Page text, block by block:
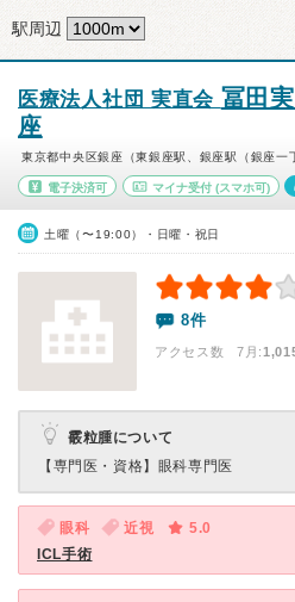
駅周辺
医療法人社団 実直会 冨田
座
東京都中央区銀座（東銀座駅、銀座駅（銀座一
電子決済可 マイナ受付(スマホ可)
土曜（〜19:00）・日曜・祝日
8件
アクセス数 7月:
霰粒腫について
【専門医・資格】 眼科専門医
眼科 近視
5.0
ICL手術